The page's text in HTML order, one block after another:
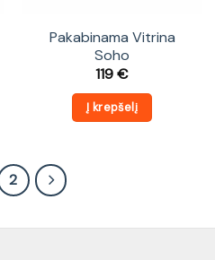
Pakabinama Vitrina
Soho
119€
Į krepšelį
2